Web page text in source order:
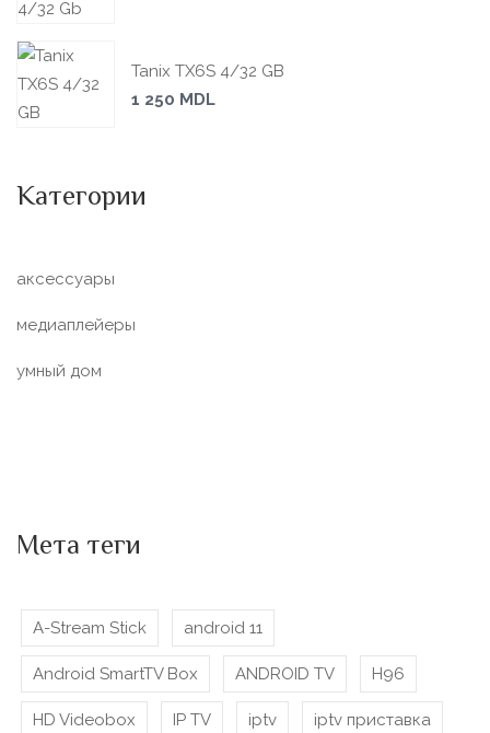
Tanix TX6S 4/32 GB
1 250 MDL
Категории
аксессуары
медиаплейеры
умный дом
Мета теги
A-Stream Stick android 11
Android SmartTV Box ANDROID TV H96
HD Videobox IP TV iptv iptv приставка